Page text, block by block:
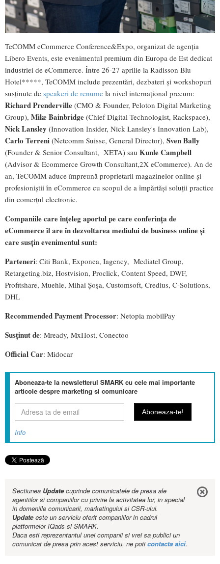
TeCOMM eCommerce Conference&Expo, organizat de agenția
Libero Events, este evenimentul premium din Europa de Est dedicat
industriei de eCommerce. Între 26-27 aprilie la Radisson Blu
Hotel*****, TeCOMM include prezentări, dezbateri și workshopuri
susținute de speakeri de renume la nivel internațional precum:
Richard Prenderville (CMO & Founder, Peloton Digital Marketing
Group), Mike Bainbridge (Chief Digital Technologist, Rackspace),
Nick Lansley (Innovation Insider, Nick Lansley's Innovation Lab),
Carlo Terreni (Netcomm Suisse, General Director), Sven Bally
(Founder & Senior Consultant, XETA) sau Kunle Campbell
(Advisor & Ecommerce Growth Consultant,2X eCommerce). An de
an, TeCOMM aduce împreună proprietarii magazinelor online și
profesioniștii în eCommerce cu scopul de a împărtăși soluţii practice
din comerțul electronic.
Companiile care înțeleg aportul pe care conferința de
eCommerce îl are în dezvoltarea mediului de business online şi
care susţin evenimentul sunt:
Parteneri: Citi Bank, Exponea, Iagency, Mediatel Group,
Retargeting.biz, Hostvision, Proclick, Content Speed, DWF,
Profitshare, Muehle, Mihai Șoșa, Customsoft, Credius, C-Solutions,
DHL
Recommended Payment Processor: Netopia mobilPay
Susţinut de: Mready, MxHost, Conectoo
Official Car: Midocar
Aboneaza-te la newsletterul SMARK cu cele mai importante
articole despre marketing si comunicare
Info
Sectiunea Updatecuprinde comunicatele de presa ale
agentiilor si companiilor cu privire la activitatea lor, in special
in domeniile comunicarii, marketingului si CSR-ului.
Updateeste un serviciu oferit companiilor in cadrul
platformelor IQads si SMARK.
Daca esti reprezentantul unei companii si vrei sa publici un
comunicat de presa prin acest serviciu, ne poticontacta aici.